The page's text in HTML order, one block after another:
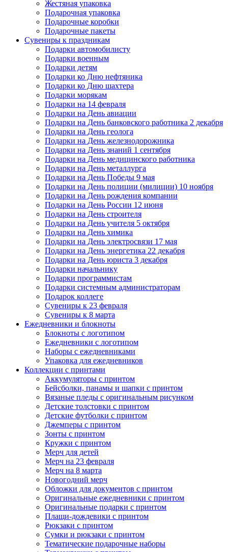
Жестяная упаковка
Подарочная упаковка
Подарочные коробки
Подарочные пакеты
Сувениры к праздникам
Подарки автомобилисту
Подарки военным
Подарки детям
Подарки ко Дню нефтяника
Подарки ко Дню шахтера
Подарки морякам
Подарки на 14 февраля
Подарки на День авиации
Подарки на День банковского работника 2 декабря
Подарки на День геолога
Подарки на День железнодорожника
Подарки на День знаний 1 сентября
Подарки на День медицинского работника
Подарки на День металлурга
Подарки на День Победы 9 мая
Подарки на День полиции (милиции) 10 ноября
Подарки на День рождения компании
Подарки на День России 12 июня
Подарки на День строителя
Подарки на День учителя 5 октября
Подарки на День химика
Подарки на День электросвязи 17 мая
Подарки на День энергетика 22 декабря
Подарки на День юриста 3 декабря
Подарки начальнику
Подарки программистам
Подарки системным администраторам
Подарок коллеге
Сувениры к 23 февраля
Сувениры к 8 марта
Ежедневники и блокноты
Блокноты с логотипом
Ежедневники с логотипом
Наборы с ежедневниками
Упаковка для ежедневников
Коллекции с принтами
Аккумуляторы с принтом
Бейсболки, панамы и шапки с принтом
Вязаные пледы с оригинальным рисунком
Детские толстовки с принтом
Детские футболки с принтом
Джемперы с принтом
Зонты с принтом
Кружки с принтом
Мерч для детей
Мерч на 23 февраля
Мерч на 8 марта
Новогодний мерч
Обложки для документов с принтом
Оригинальные ежедневники с принтом
Оригинальные подарки с принтом
Плащи-дождевики с принтом
Рюкзаки с принтом
Сумки и рюкзаки с принтом
Тематические подарочные наборы